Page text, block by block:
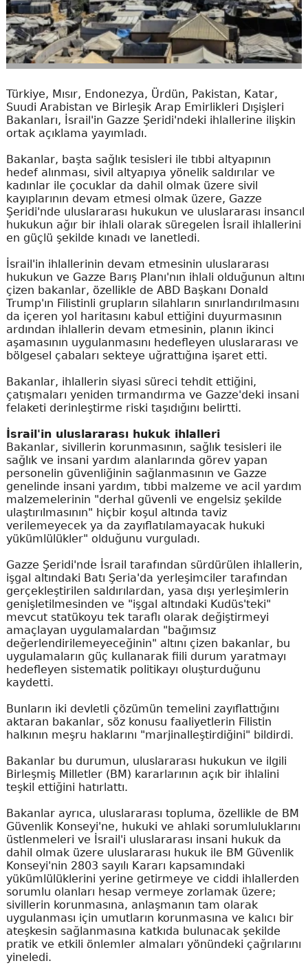
Türkiye, Mısır, Endonezya, Ürdün, Pakistan, Katar,
Suudi Arabistan ve Birleşik Arap Emirlikleri Dışişleri
Bakanları, İsrail'in Gazze Şeridi'ndeki ihlallerine ilişkin
ortak açıklama yayımladı.
Bakanlar, başta sağlık tesisleri ile tıbbi altyapının
hedef alınması, sivil altyapıya yönelik saldırılar ve
kadınlar ile çocuklar da dahil olmak üzere sivil
kayıplarının devam etmesi olmak üzere, Gazze
Şeridi'nde uluslararası hukukun ve uluslararası insancıl
hukukun ağır bir ihlali olarak süregelen İsrail ihlallerini
en güçlü şekilde kınadı ve lanetledi.
İsrail'in ihlallerinin devam etmesinin uluslararası
hukukun ve Gazze Barış Planı'nın ihlali olduğunun altını
çizen bakanlar, özellikle de ABD Başkanı Donald
Trump'ın Filistinli grupların silahların sınırlandırılmasını
da içeren yol haritasını kabul ettiğini duyurmasının
ardından ihlallerin devam etmesinin, planın ikinci
aşamasının uygulanmasını hedefleyen uluslararası ve
bölgesel çabaları sekteye uğrattığına işaret etti.
Bakanlar, ihlallerin siyasi süreci tehdit ettiğini,
çatışmaları yeniden tırmandırma ve Gazze'deki insani
felaketi derinleştirme riski taşıdığını belirtti.
İsrail'in uluslararası hukuk ihlalleri
Bakanlar, sivillerin korunmasının, sağlık tesisleri ile
sağlık ve insani yardım alanlarında görev yapan
personelin güvenliğinin sağlanmasının ve Gazze
genelinde insani yardım, tıbbi malzeme ve acil yardım
malzemelerinin "derhal güvenli ve engelsiz şekilde
ulaştırılmasının" hiçbir koşul altında taviz
verilemeyecek ya da zayıflatılamayacak hukuki
yükümlülükler" olduğunu vurguladı.
Gazze Şeridi'nde İsrail tarafından sürdürülen ihlallerin,
işgal altındaki Batı Şeria'da yerleşimciler tarafından
gerçekleştirilen saldırılardan, yasa dışı yerleşimlerin
genişletilmesinden ve "işgal altındaki Kudüs'teki"
mevcut statükoyu tek taraflı olarak değiştirmeyi
amaçlayan uygulamalardan "bağımsız
değerlendirilemeyeceğinin" altını çizen bakanlar, bu
uygulamaların güç kullanarak fiili durum yaratmayı
hedefleyen sistematik politikayı oluşturduğunu
kaydetti.
Bunların iki devletli çözümün temelini zayıflattığını
aktaran bakanlar, söz konusu faaliyetlerin Filistin
halkının meşru haklarını "marjinalleştirdiğini" bildirdi.
Bakanlar bu durumun, uluslararası hukukun ve ilgili
Birleşmiş Milletler (BM) kararlarının açık bir ihlalini
teşkil ettiğini hatırlattı.
Bakanlar ayrıca, uluslararası topluma, özellikle de BM
Güvenlik Konseyi'ne, hukuki ve ahlaki sorumluluklarını
üstlenmeleri ve İsrail'i uluslararası insani hukuk da
dahil olmak üzere uluslararası hukuk ile BM Güvenlik
Konseyi'nin 2803 sayılı Kararı kapsamındaki
yükümlülüklerini yerine getirmeye ve ciddi ihlallerden
sorumlu olanları hesap vermeye zorlamak üzere;
sivillerin korunmasına, anlaşmanın tam olarak
uygulanması için umutların korunmasına ve kalıcı bir
ateşkesin sağlanmasına katkıda bulunacak şekilde
pratik ve etkili önlemler almaları yönündeki çağrılarını
yineledi.